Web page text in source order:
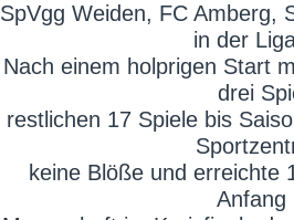
SpVgg Weiden, FC Amberg,
in der
Nach einem holprigen Start
drei
restlichen 17 Spiele bis
keine Blöße und erreichte
Anfang